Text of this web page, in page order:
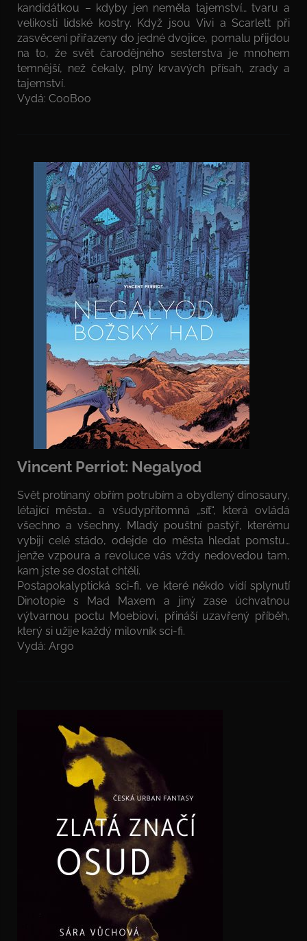
kandidátkou – kdyby jen neměla tajemství… tvaru a
velikosti lidské kostry. Když jsou Vivi a Scarlett při
zasvěcení přiřazeny do jedné dvojice, pomalu přijdou
na to, že svět čarodějného sesterstva je mnohem
temnější, než čekaly, plný krvavých přísah, zrady a
tajemství.
Vydá: CooBoo
Vincent Perriot: Negalyod
Svět protínaný obřím potrubím a obydlený dinosaury,
létající města… a všudypřítomná „síť“, která ovládá
všechno a všechny. Mladý pouštní pastýř, kterému
vybijí celé stádo, odejde do města hledat pomstu…
jenže vzpoura a revoluce vás vždy nedovedou tam,
kam jste se dostat chtěli.
Postapokalyptická sci-fi, ve které někdo vidí splynutí
Dinotopie s Mad Maxem a jiný zase úchvatnou
výtvarnou poctu Moebiovi, přináší uzavřený příběh,
který si užije každý milovník sci-fi.
Vydá: Argo